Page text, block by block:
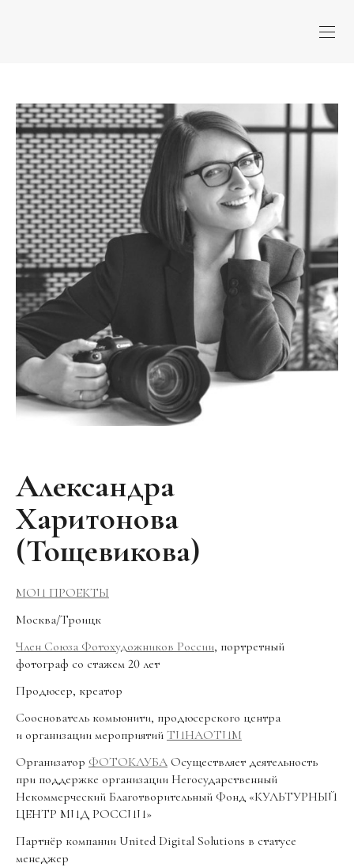
Александра
Харитонова
(Тощевикова)
МОИ ПРОЕКТЫ
Москва/Троицк
Член Союза Фотохудожников России, портретный
фотограф со стажем 20 лет
Продюсер, креатор
Сооснователь комьюнити, продюсерского центра
и организации мероприятий ТИНАОТИМ
Организатор ФОТОКЛУБА Осуществляет деятельность
при поддержке организации Негосударственный
Некоммерческий Благотворительный Фонд «КУЛЬТУРНЫЙ
ЦЕНТР МИД РОССИИ»
Партнёр компании United Digital Solutions в статусе
менеджер